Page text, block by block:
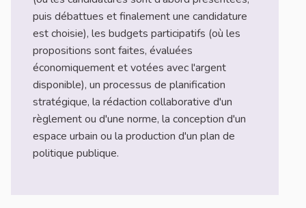
puis débattues et finalement une candidature
est choisie), les budgets participatifs (où les
propositions sont faites, évaluées
économiquement et votées avec l'argent
disponible), un processus de planification
stratégique, la rédaction collaborative d'un
règlement ou d'une norme, la conception d'un
espace urbain ou la production d'un plan de
politique publique.